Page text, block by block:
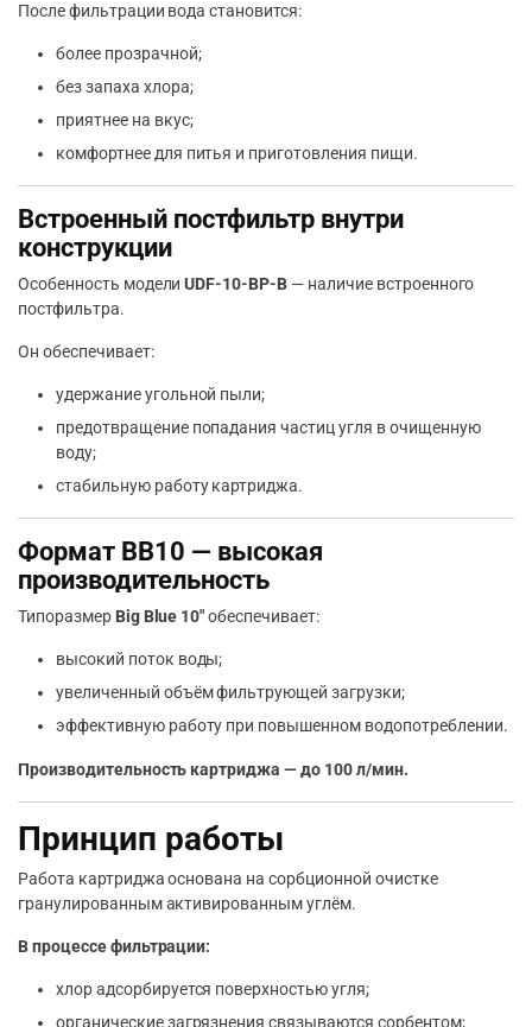
После фильтрации вода становится:
более прозрачной;
без запаха хлора;
приятнее на вкус;
комфортнее для питья и приготовления пищи.
Встроенный постфильтр внутри
конструкции
Особенность моделиUDF-10-BP-B — наличие встроенного
постфильтра.
Он обеспечивает:
удержание угольной пыли;
предотвращение попадания частиц угля в очищенную
воду;
стабильную работу картриджа.
Формат BB10 — высокая
производительность
Типоразмер Big Blue 10″обеспечивает:
высокий поток воды;
увеличенный объём фильтрующей загрузки;
эффективную работу при повышенном водопотреблении.
Производительность картриджа — до 100 л/мин.
Принцип работы
Работа картриджа основана на сорбционной очистке
гранулированным активированным углём.
В процессе фильтрации:
хлор адсорбируется поверхностью угля;
органические загрязнения связываются сорбентом;